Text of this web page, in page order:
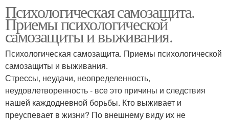
Психологическая самозащита.
Приемы психологической
самозащиты и выживания.
Психологическая самозащита. Приемы психологической
самозащиты и выживания.
Стрессы, неудачи, неопределенность,
неудовлетворенность - все это причины и следствия
нашей каждодневной борьбы. Кто выживает и
преуспевает в жизни? По внешнему виду их не